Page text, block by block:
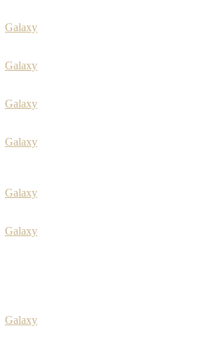
Galaxy
Galaxy
Galaxy
Galaxy
Galaxy
Galaxy
Galaxy